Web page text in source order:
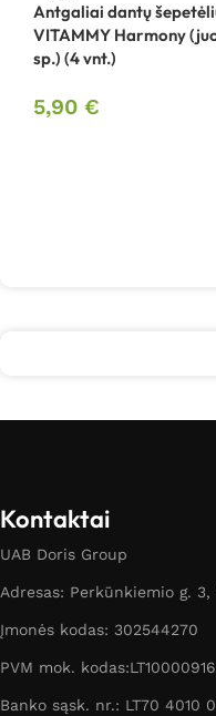
Antgaliai dantų
VITAMMY Harmony
sp.) (4 vnt.)
5,90 €
Kontaktai
UAB Doris Group
Adresas: Perkūnkiemio g. 3,
Įmonės kodas: 302544270
PVM mok.
Banko sąsk. nr.: LT70 4010